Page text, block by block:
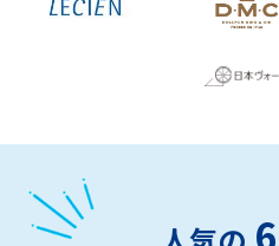
6